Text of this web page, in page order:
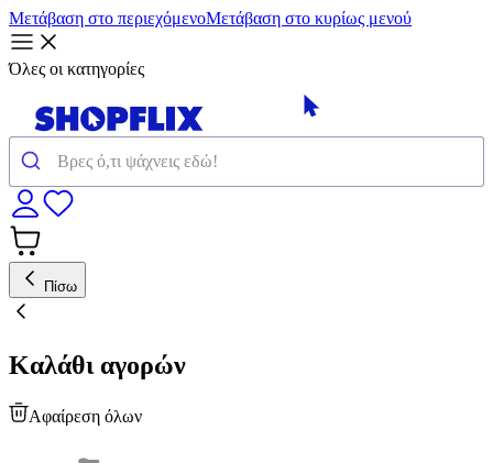
Μετάβαση στο περιεχόμενοΜετάβαση στο κυρίως μενού
Όλες οι κατηγορίες
Πίσω
Καλάθι αγορών
Αφαίρεση όλων